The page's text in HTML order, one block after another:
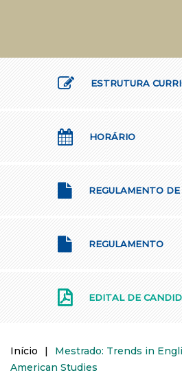
ESTRUTURA
HORÁRIO
REGULAMENTO
REGULAMENTO
EDITAL DE
Início |
Mestrado: Trends in
American Studies